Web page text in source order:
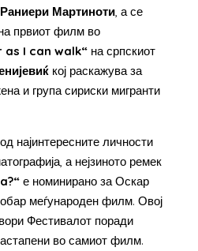
Мартиноти, а се
првиот филм во
as I can walk“на српскиот
кој раскажува за
и група сириски мигранти
најинтересните личности
а нејзиното ремек
?“е номинирано за Оскар
меѓународен филм. Овој
Фестивалот поради
во самиот филм.